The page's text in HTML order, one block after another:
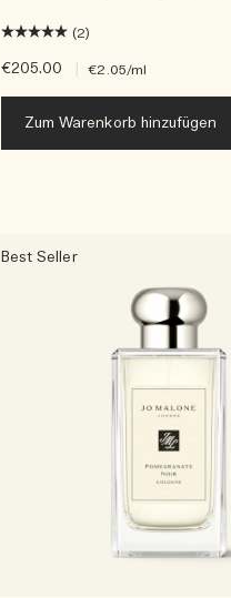
(2)
€205.00 €2.05/ml
Zum Warenkorb hinzufügen
Best Seller